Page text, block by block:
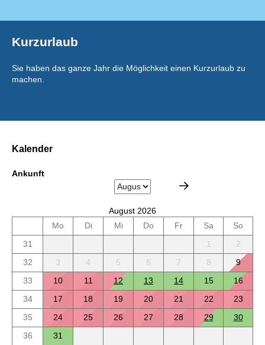
Kurzurlaub
Sie haben das ganze Jahr die Möglichkeit einen Kurzurlaub zu
machen.
Kalender
Ankunft
August 2026
Mo
Di Mi Do Fr Sa
So
31
1
2
32
3 4 5 6 7 8
9
33
10 11 12 13 14 15
16
34
17 18 19 20 21 22
23
35
24 25 26 27 28 29
30
36
31